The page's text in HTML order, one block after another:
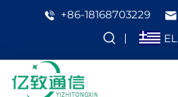
+86-18168703229
EL